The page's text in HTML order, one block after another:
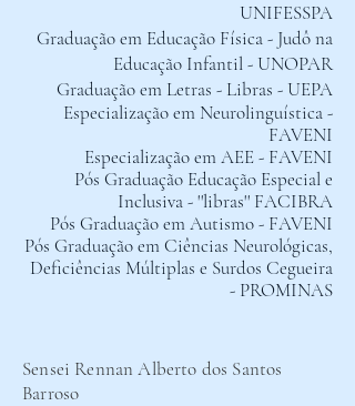
UNIFESSPA
Graduação em Educação Física - Judô na
Educação Infantil - UNOPAR
Graduação em Letras - Libras - UEPA
Especialização em Neurolinguística -
FAVENI
Especialização em AEE - FAVENI
Pós Graduação Educação Especial e
Inclusiva - ''libras'' FACIBRA
Pós Graduação em Autismo - FAVENI
Pós Graduação em Ciências Neurológicas,
Deficiências Múltiplas e Surdos Cegueira
- PROMINAS
Sensei Rennan Alberto dos Santos
Barroso